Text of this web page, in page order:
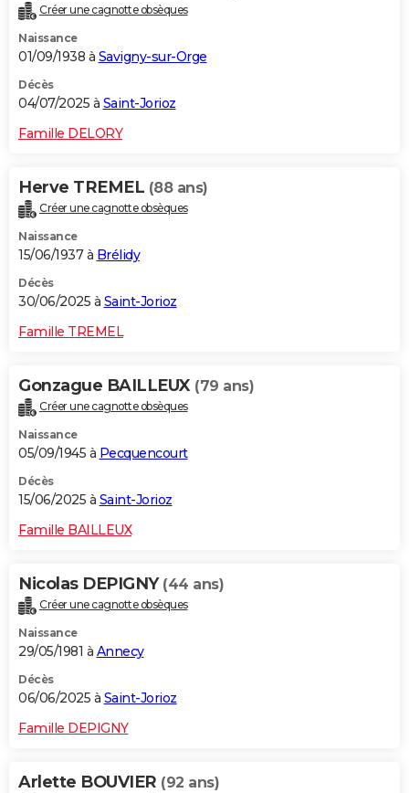
Créer une cagnotte obsèques
Naissance
01/09/1938 à Savigny-sur-Orge
Décès
04/07/2025 à Saint-Jorioz
Famille DELORY
Herve TREMEL (88 ans)
Créer une cagnotte obsèques
Naissance
15/06/1937 à Brélidy
Décès
30/06/2025 à Saint-Jorioz
Famille TREMEL
Gonzague BAILLEUX (79 ans)
Créer une cagnotte obsèques
Naissance
05/09/1945 à Pecquencourt
Décès
15/06/2025 à Saint-Jorioz
Famille BAILLEUX
Nicolas DEPIGNY (44 ans)
Créer une cagnotte obsèques
Naissance
29/05/1981 à Annecy
Décès
06/06/2025 à Saint-Jorioz
Famille DEPIGNY
Arlette BOUVIER (92 ans)